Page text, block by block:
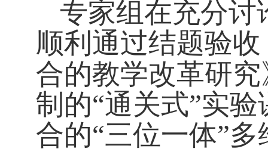
专家组在充分讨
顺利通过结题验
合的教学改革研
制的“通关式”实
合的“三位一体”